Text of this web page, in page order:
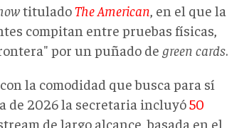
tituladoTheAmerican, en el que la
compitan entre pruebas físicas,
por un puñado de green cards.
la comodidad que busca para sí
de 2026 la secretaria incluyó50
de largo alcance, basada en el